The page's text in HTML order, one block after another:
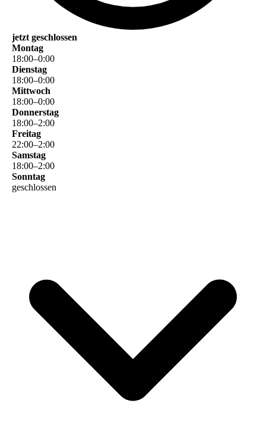
jetzt geschlossen
Montag
18:00–0:00
Dienstag
18:00–0:00
Mittwoch
18:00–0:00
Donnerstag
18:00–2:00
Freitag
22:00–2:00
Samstag
18:00–2:00
Sonntag
geschlossen